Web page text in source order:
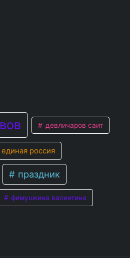
вов девличаров саит
единая россия
праздник
фимушкина валентина